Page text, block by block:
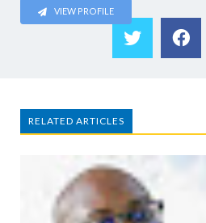
VIEW PROFILE
RELATED ARTICLES